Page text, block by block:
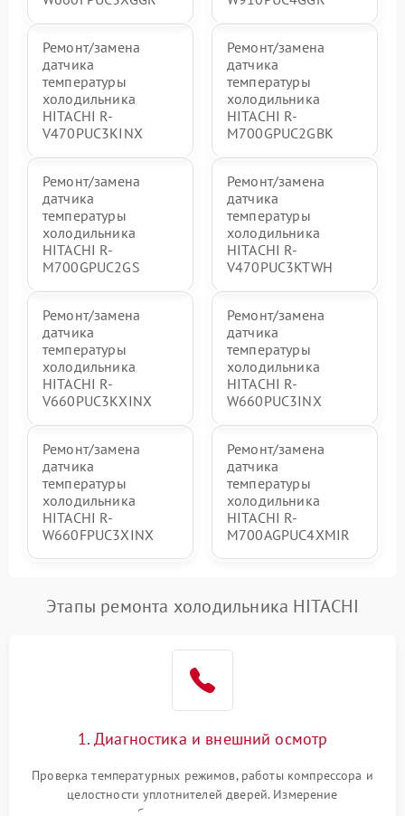
Ремонт/замена
датчика
температуры
холодильника
HITACHI R-
V470PUC3KINX
Ремонт/замена
датчика
температуры
холодильника
HITACHI R-
M700GPUC2GBK
Ремонт/замена
датчика
температуры
холодильника
HITACHI R-
M700GPUC2GS
Ремонт/замена
датчика
температуры
холодильника
HITACHI R-
V470PUC3KTWH
Ремонт/замена
датчика
температуры
холодильника
HITACHI R-
V660PUC3KXINX
Ремонт/замена
датчика
температуры
холодильника
HITACHI R-
W660PUC3INX
Ремонт/замена
датчика
температуры
холодильника
HITACHI R-
W660FPUC3XINX
Ремонт/замена
датчика
температуры
холодильника
HITACHI R-
M700AGPUC4XMIR
Этапы ремонта холодильника HITACHI
1. Диагностика и внешний осмотр
Проверка температурных режимов, работы компрессора и
целостности уплотнителей дверей. Измерение